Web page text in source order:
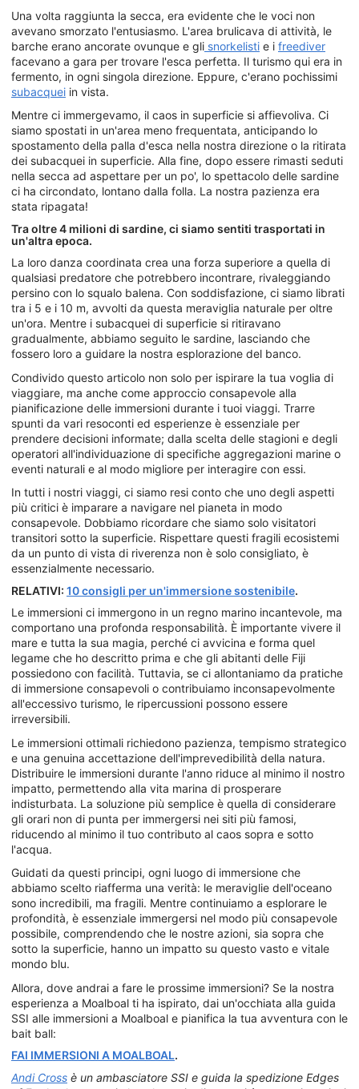
Una volta raggiunta la secca, era evidente che le voci non
avevano smorzato l'entusiasmo. L'area brulicava di attività, le
barche erano ancorate ovunque e gli snorkelisti e i freediver
facevano a gara per trovare l'esca perfetta. Il turismo qui era in
fermento, in ogni singola direzione. Eppure, c'erano pochissimi
subacquei in vista.
Mentre ci immergevamo, il caos in superficie si affievoliva. Ci
siamo spostati in un'area meno frequentata, anticipando lo
spostamento della palla d'esca nella nostra direzione o la ritirata
dei subacquei in superficie. Alla fine, dopo essere rimasti seduti
nella secca ad aspettare per un po', lo spettacolo delle sardine
ci ha circondato, lontano dalla folla. La nostra pazienza era
stata ripagata!
Tra oltre 4 milioni di sardine, ci siamo sentiti trasportati in
un'altra epoca.
La loro danza coordinata crea una forza superiore a quella di
qualsiasi predatore che potrebbero incontrare, rivaleggiando
persino con lo squalo balena. Con soddisfazione, ci siamo librati
tra i 5 e i 10 m, avvolti da questa meraviglia naturale per oltre
un'ora. Mentre i subacquei di superficie si ritiravano
gradualmente, abbiamo seguito le sardine, lasciando che
fossero loro a guidare la nostra esplorazione del banco.
Condivido questo articolo non solo per ispirare la tua voglia di
viaggiare, ma anche come approccio consapevole alla
pianificazione delle immersioni durante i tuoi viaggi. Trarre
spunti da vari resoconti ed esperienze è essenziale per
prendere decisioni informate; dalla scelta delle stagioni e degli
operatori all'individuazione di specifiche aggregazioni marine o
eventi naturali e al modo migliore per interagire con essi.
In tutti i nostri viaggi, ci siamo resi conto che uno degli aspetti
più critici è imparare a navigare nel pianeta in modo
consapevole. Dobbiamo ricordare che siamo solo visitatori
transitori sotto la superficie. Rispettare questi fragili ecosistemi
da un punto di vista di riverenza non è solo consigliato, è
essenzialmente necessario.
RELATIVI: 10 consigli per un'immersione sostenibile.
Le immersioni ci immergono in un regno marino incantevole, ma
comportano una profonda responsabilità. È importante vivere il
mare e tutta la sua magia, perché ci avvicina e forma quel
legame che ho descritto prima e che gli abitanti delle Fiji
possiedono con facilità. Tuttavia, se ci allontaniamo da pratiche
di immersione consapevoli o contribuiamo inconsapevolmente
all'eccessivo turismo, le ripercussioni possono essere
irreversibili.
Le immersioni ottimali richiedono pazienza, tempismo strategico
e una genuina accettazione dell'imprevedibilità della natura.
Distribuire le immersioni durante l'anno riduce al minimo il nostro
impatto, permettendo alla vita marina di prosperare
indisturbata. La soluzione più semplice è quella di considerare
gli orari non di punta per immergersi nei siti più famosi,
riducendo al minimo il tuo contributo al caos sopra e sotto
l'acqua.
Guidati da questi principi, ogni luogo di immersione che
abbiamo scelto riafferma una verità: le meraviglie dell'oceano
sono incredibili, ma fragili. Mentre continuiamo a esplorare le
profondità, è essenziale immergersi nel modo più consapevole
possibile, comprendendo che le nostre azioni, sia sopra che
sotto la superficie, hanno un impatto su questo vasto e vitale
mondo blu.
Allora, dove andrai a fare le prossime immersioni? Se la nostra
esperienza a Moalboal ti ha ispirato, dai un'occhiata alla guida
SSI alle immersioni a Moalboal e pianifica la tua avventura con le
bait ball:
FAI IMMERSIONI A MOALBOAL.
Andi Cross è un ambasciatore SSI e guida la spedizione Edges